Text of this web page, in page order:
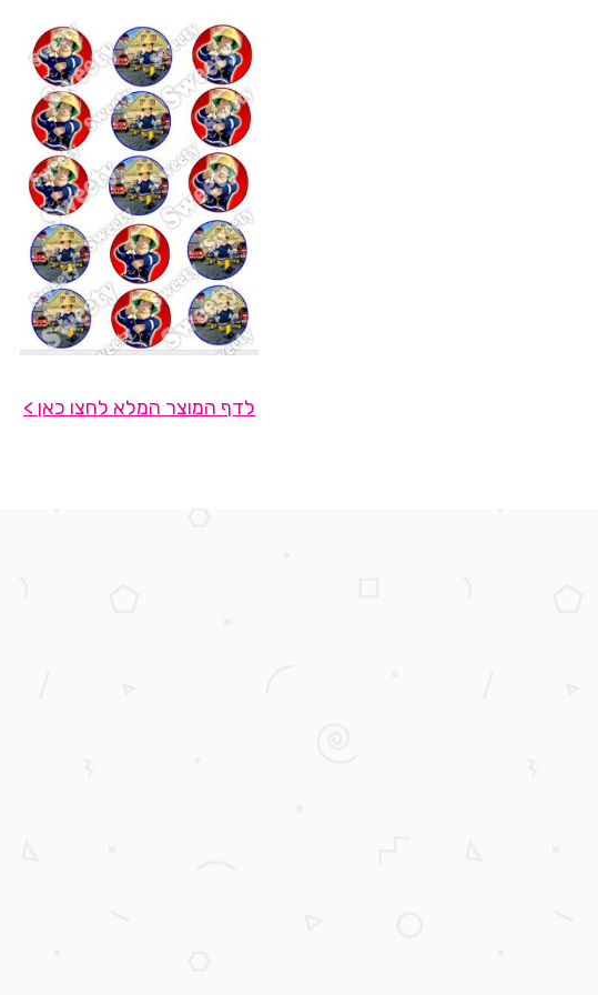
לדף המוצר המלא לחצו כאן >